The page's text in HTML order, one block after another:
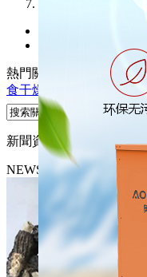
熱門關鍵詞： 熱泵烘干機
食干燥機
新聞資訊
NEWS